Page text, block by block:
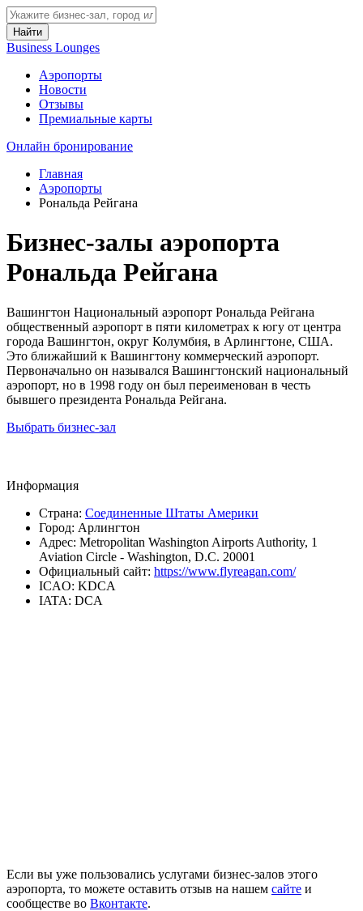
Найти
Business Lounges
Аэропорты
Новости
Отзывы
Премиальные карты
Онлайн бронирование
Главная
Аэропорты
Рональда Рейгана
Бизнес-залы аэропорта
Рональда Рейгана
Вашингтон Национальный аэропорт Рональда Рейгана
общественный аэропорт в пяти километрах к югу от центра
города Вашингтон, округ Колумбия, в Арлингтоне, США.
Это ближайший к Вашингтону коммерческий аэропорт.
Первоначально он назывался Вашингтонский национальный
аэропорт, но в 1998 году он был переименован в честь
бывшего президента Рональда Рейгана.
Выбрать бизнес-зал
Информация
Страна: Соединенные Штаты Америки
Город: Арлингтон
Адрес: Metropolitan Washington Airports Authority, 1
Aviation Circle - Washington, D.C. 20001
Официальный сайт: https://www.flyreagan.com/
ICAO: KDCA
IATA: DCA
Если вы уже пользовались услугами бизнес-залов этого
аэропорта, то можете оставить отзыв на нашем сайте и
сообществе во Вконтакте.